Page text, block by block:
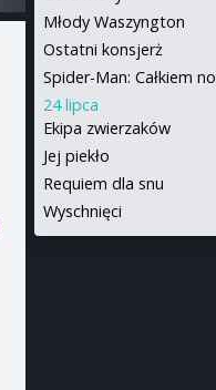
Młody Waszyngton
Ostatni konsjerż
Spider-Man: Całkiem
24 lipca
Ekipa zwierzaków
Jej piekło
Requiem dla snu
Wyschnięci